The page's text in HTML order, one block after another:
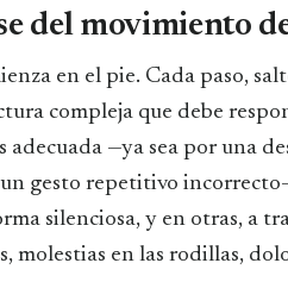
del movimiento
en el pie. Cada paso,
compleja que debe
adecuada —ya sea por una
gesto repetitivo
silenciosa, y en otras, a
molestias en las rodillas,